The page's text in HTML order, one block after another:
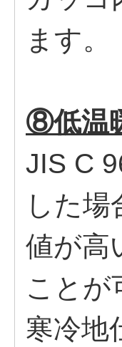
ます。
⑧低温
JIS C
した
値が高
ことが
寒冷地